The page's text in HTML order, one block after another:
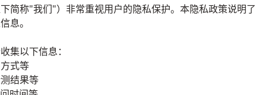
简称"我们"）非常重视用户的隐私保护。本隐私政策说明
息。
集以下信息：
式等
结果等